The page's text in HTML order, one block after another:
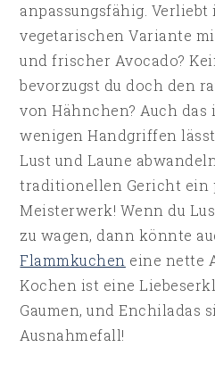
anpassungsfähig.
vegetarischen Variante
und frischer Avocado?
bevorzugst du doch den
von Hähnchen? Auch
wenigen Handgriffen
Lust und Laune
traditionellen Gericht ein
Meisterwerk! Wenn du
zu wagen, dann könnte
Flammkuchen eine nette
Kochen ist eine
Gaumen, und Enchiladas
Ausnahmefall!